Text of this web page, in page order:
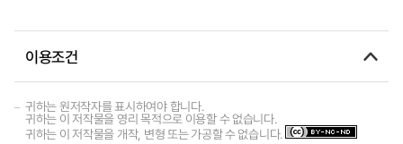
이용조건
귀하는 원저작자를 표시하여야 합니다.
귀하는 이 저작물을 영리 목적으로 이용할 수 없습니다.
귀하는 이 저작물을 개작, 변형 또는 가공할 수 없습니다.